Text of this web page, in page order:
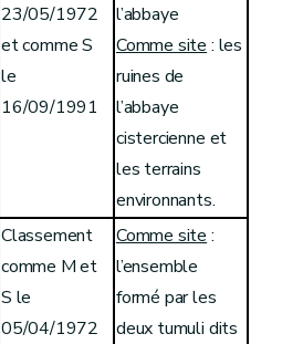
23/05/1972
et comme S
le
16/09/1991
l’abbaye
Comme site : les
ruines de
l’abbaye
cistercienne et
les terrains
environnants.
Classement
comme M et
S le
05/04/1972
Comme site :
l’ensemble
formé par les
deux tumuli dits